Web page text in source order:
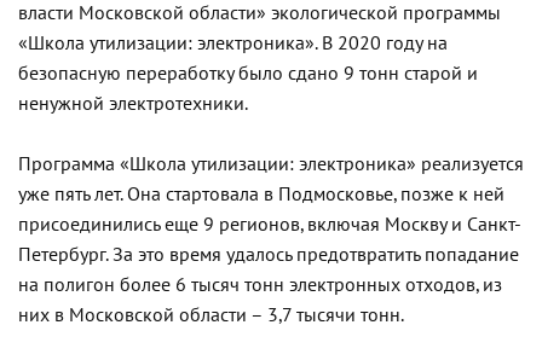
власти Московской области» экологической программы
«Школа утилизации: электроника». В 2020 году на
безопасную переработку было сдано 9 тонн старой и
ненужной электротехники.
Программа «Школа утилизации: электроника» реализуется
уже пять лет. Она стартовала в Подмосковье, позже к ней
присоединились еще 9 регионов, включая Москву и Санкт-
Петербург. За это время удалось предотвратить попадание
на полигон более 6 тысяч тонн электронных отходов, из
них в Московской области – 3,7 тысячи тонн.